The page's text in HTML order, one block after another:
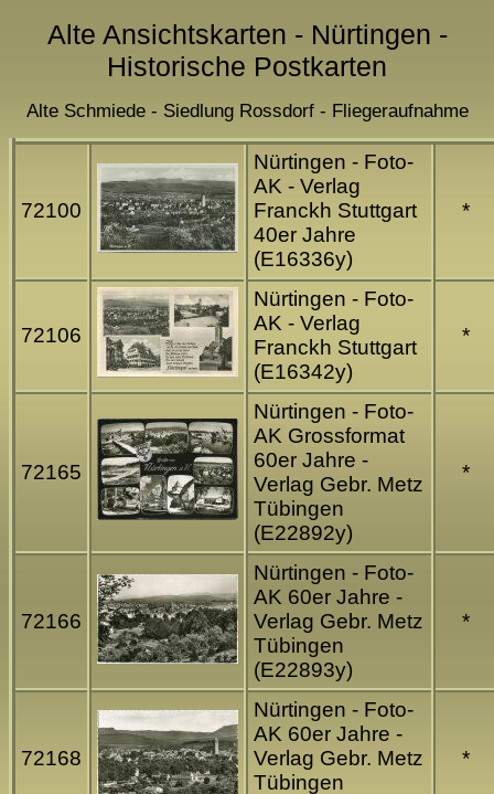
Alte Ansichtskarten - Nürtingen -
Historische Postkarten
Alte Schmiede - Siedlung Rossdorf - Fliegeraufnahme
72100
Nürtingen - Foto-
AK - Verlag
Franckh Stuttgart
40er Jahre
(E16336y)
*
72106
Nürtingen - Foto-
AK - Verlag
Franckh Stuttgart
(E16342y)
*
72165
Nürtingen - Foto-
AK Grossformat
60er Jahre -
Verlag Gebr. Metz
Tübingen
(E22892y)
*
72166
Nürtingen - Foto-
AK 60er Jahre -
Verlag Gebr. Metz
Tübingen
(E22893y)
*
72168
Nürtingen - Foto-
AK 60er Jahre -
Verlag Gebr. Metz
Tübingen
*